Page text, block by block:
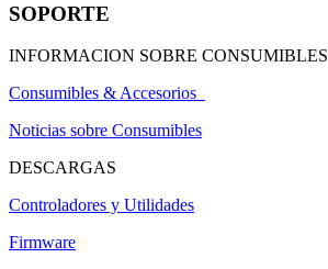
SOPORTE
INFORMACION SOBRE CONSUMIBLES
Consumibles & Accesorios
Noticias sobre Consumibles
DESCARGAS
Controladores y Utilidades
Firmware